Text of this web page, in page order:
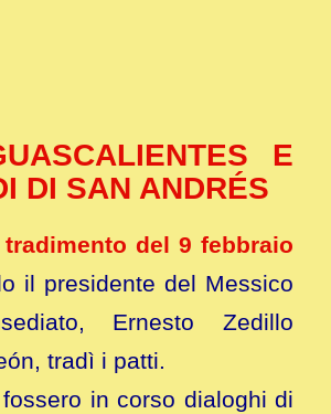
E
DI SAN ANDRÉS
tradimento del 9 febbraio
il presidente del Messico
Ernesto Zedillo
tradì i patti.
in corso dialoghi di